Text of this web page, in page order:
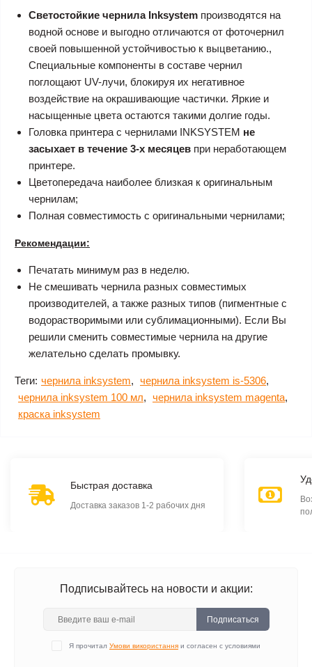
Светостойкие чернила Inksystem производятся на
водной основе и выгодно отличаются от фоточернил
своей повышенной устойчивостью к выцветанию.,
Специальные компоненты в составе чернил
поглощают UV-лучи, блокируя их негативное
воздействие на окрашивающие частички. Яркие и
насыщенные цвета остаются такими долгие годы.
Головка принтера с чернилами INKSYSTEM не
засыхает в течение 3-х месяцев при неработающем
принтере.
Цветопередача наиболее близкая к оригинальным
чернилам;
Полная совместимость с оригинальными чернилами;
Рекомендации:
Печатать минимум раз в неделю.
Не смешивать чернила разных совместимых
производителей, а также разных типов (пигментные с
водорастворимыми или сублимационными). Если Вы
решили сменить совместимые чернила на другие
желательно сделать промывку.
Теги: чернила inksystem, чернила inksystem is-5306,
чернила inksystem 100 мл, чернила inksystem magenta,
краска inksystem
Быстрая доставка
Доставка заказов 1-2 рабочих дня
Подписывайтесь на новости и акции:
Подписаться
Я прочитал Умови використання и согласен с условиями